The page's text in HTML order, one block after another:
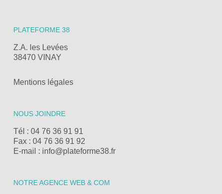
PLATEFORME 38
Z.A. les Levées
38470 VINAY
Mentions légales
NOUS JOINDRE
Tél : 04 76 36 91 91
Fax : 04 76 36 91 92
E-mail : info@plateforme38.fr
NOTRE AGENCE WEB & COM